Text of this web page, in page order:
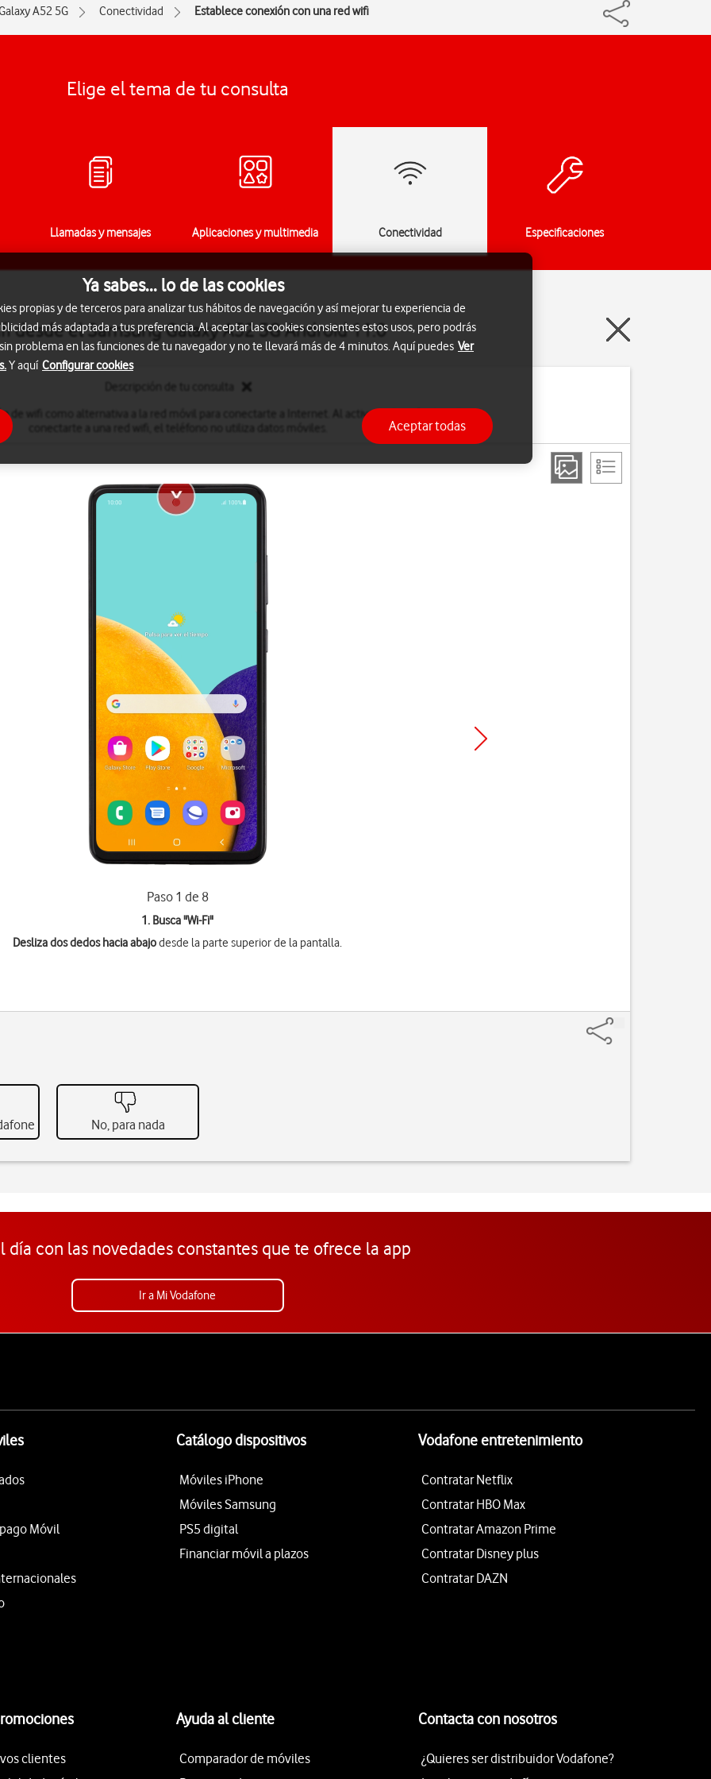
A52 5G Conectividad Establece conexión con una red wifi
Elige el tema de tu consulta
Llamadas y mensajes Aplicaciones y multimedia Conectividad Especificaciones
desde el Samsung Galaxy A52 5G Android 11.0
de wifi como alternativa a la red móvil para conectarte a Internet. Al activar la función de wifi y
Paso 1 de 8
1. Busca "Wi-Fi"
Desliza dos dedos hacia abajodesde la parte superior de la pantalla.
No, para nada
día con las novedades constantes que te ofrece la app
Ir a Mi Vodafone
Móvil
Catálogo dispositivos
Móviles iPhone
Móviles Samsung
PS5 digital
Financiar móvil a plazos
Vodafone entretenimiento
Contratar Netflix
Contratar HBO Max
Contratar Amazon Prime
Contratar Disney plus
Contratar DAZN
clientes
Ayuda al cliente
Comparador de móviles
Contacta con nosotros
¿Quieres ser distribuidor Vodafone?
Ya sabes... lo de las cookies
propias y de terceros para analizar tus hábitos de navegación y así mejorar tu experiencia de
más adaptada a tus preferencia. Al aceptar las cookies consientes estos usos, pero podrás
problema en las funciones de tu navegador y no te llevará más de 4 minutos. Aquí puedes Ver
Y aquí Configurar cookies
Aceptar todas